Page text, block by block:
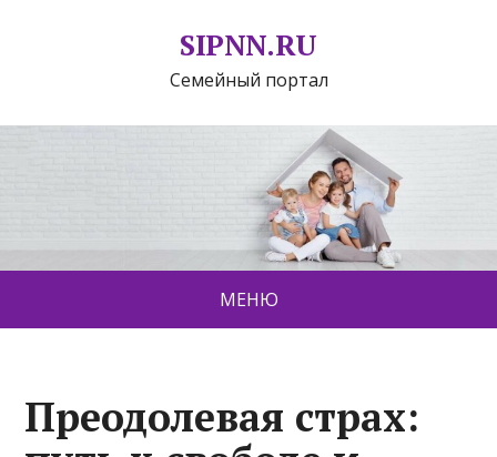
SIPNN.RU
Семейный портал
МЕНЮ
Преодолевая страх: